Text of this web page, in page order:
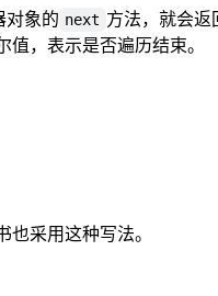
对象的 next 方法，就会返
值，表示是否遍历结束。
也采用这种写法。